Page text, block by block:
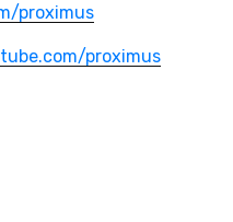
proximus
proximus